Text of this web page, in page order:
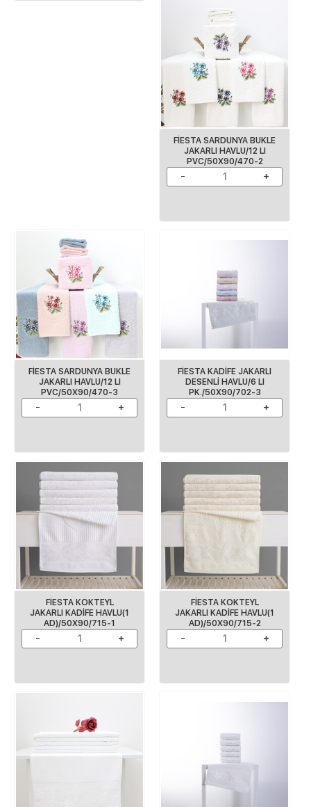
FİESTA SARDUNYA BUKLE
JAKARLI HAVLU/12 LI
PVC/50X90/470-2
FİESTA SARDUNYA BUKLE
JAKARLI HAVLU/12 LI
PVC/50X90/470-3
FİESTA KADİFE JAKARLI
DESENLİ HAVLU/6 LI
PK./50X90/702-3
FİESTA KOKTEYL
JAKARLI KADİFE HAVLU(1
AD)/50X90/715-1
FİESTA KOKTEYL
JAKARLI KADİFE HAVLU(1
AD)/50X90/715-2